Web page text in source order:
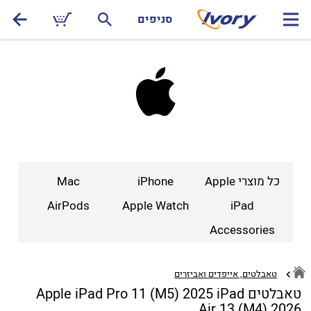
סניפים
כל מוצרי Apple iPhone
Mac
iPad
Apple Watch
AirPods
Accessories
טאבלטים, אייפדים ואביזרים
טאבלטים Apple iPad Pro 11 (M5) 2025 iPad